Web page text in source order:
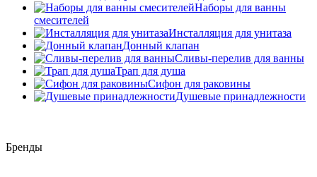
Наборы для ванны
смесителей
Инсталляция для унитаза
Донный клапан
Cливы-перелив для ванны
Трап для душа
Сифон для раковины
Душевые принадлежности
Бренды